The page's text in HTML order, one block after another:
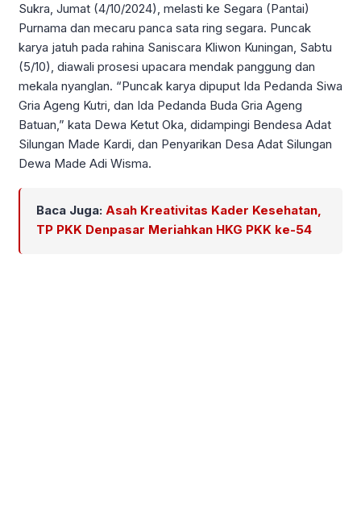
Sukra, Jumat (4/10/2024), melasti ke Segara (Pantai)
Purnama dan mecaru panca sata ring segara. Puncak
karya jatuh pada rahina Saniscara Kliwon Kuningan, Sabtu
(5/10), diawali prosesi upacara mendak panggung dan
mekala nyanglan. “Puncak karya dipuput Ida Pedanda Siwa
Gria Ageng Kutri, dan Ida Pedanda Buda Gria Ageng
Batuan,” kata Dewa Ketut Oka, didampingi Bendesa Adat
Silungan Made Kardi, dan Penyarikan Desa Adat Silungan
Dewa Made Adi Wisma.
Baca Juga: Asah Kreativitas Kader Kesehatan,
TP PKK Denpasar Meriahkan HKG PKK ke-54